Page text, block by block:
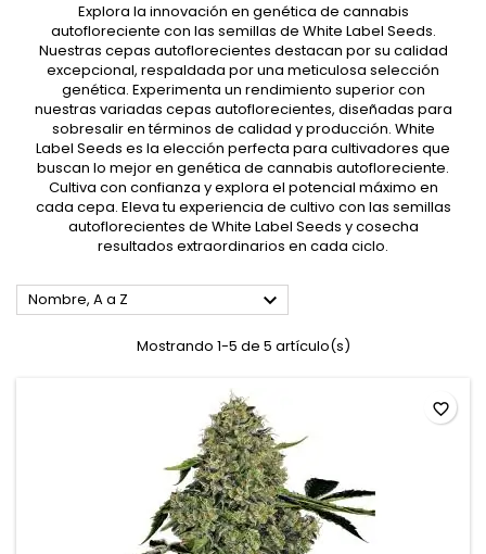
Explora la innovación en genética de cannabis
autofloreciente con las semillas de White Label Seeds.
Nuestras cepas autoflorecientes destacan por su calidad
excepcional, respaldada por una meticulosa selección
genética. Experimenta un rendimiento superior con
nuestras variadas cepas autoflorecientes, diseñadas para
sobresalir en términos de calidad y producción. White
Label Seeds es la elección perfecta para cultivadores que
buscan lo mejor en genética de cannabis autofloreciente.
Cultiva con confianza y explora el potencial máximo en
cada cepa. Eleva tu experiencia de cultivo con las semillas
autoflorecientes de White Label Seeds y cosecha
resultados extraordinarios en cada ciclo.
Nombre, A a Z 
Mostrando 1-5 de 5 artículo(s)
favorite_border